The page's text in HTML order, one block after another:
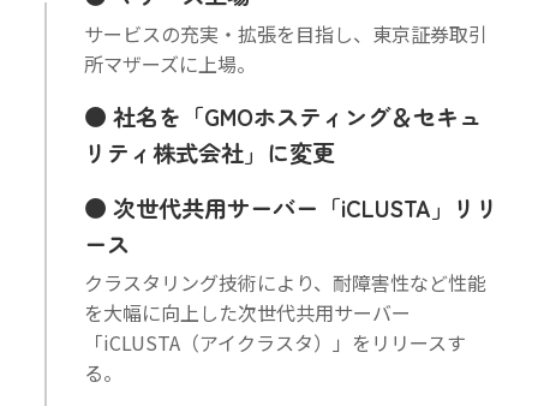
サービスの充実・拡張を目指し、東京証券取引
所マザーズに上場。
社名を「GMOホスティング＆セキュ
リティ株式会社」に変更
次世代共用サーバー「iCLUSTA」リリ
ース
クラスタリング技術により、耐障害性など性能
を大幅に向上した次世代共用サーバー
「iCLUSTA（アイクラスタ）」をリリースす
る。